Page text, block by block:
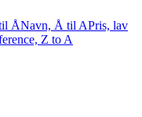
ÅNavn, Å til APris, lav
Z to A